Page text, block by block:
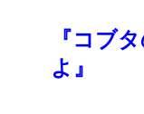
『コブ
よ』